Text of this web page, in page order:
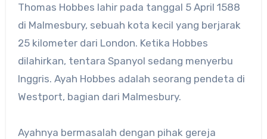
Thomas Hobbes lahir pada tanggal 5 April 1588
di Malmesbury, sebuah kota kecil yang berjarak
25 kilometer dari London. Ketika Hobbes
dilahirkan, tentara Spanyol sedang menyerbu
Inggris. Ayah Hobbes adalah seorang pendeta di
Westport, bagian dari Malmesbury.
Ayahnya bermasalah dengan pihak gereja